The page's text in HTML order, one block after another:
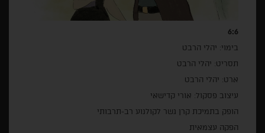
6:6
בימוי: יהלי הרבט
תסריט: יהלי הרבט
ארט: יהלי הרבט
עיצוב פסקול: אורי קדישאי
הופק בתמיכת קרן גשר לקולנוע רב-תרבותי
הפקה עצמאית